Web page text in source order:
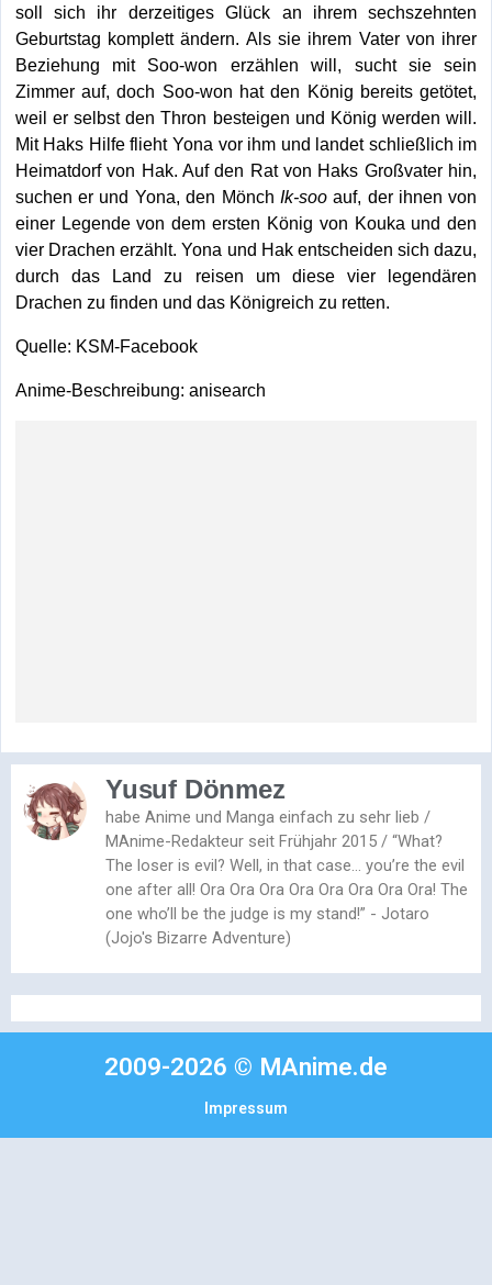
soll sich ihr derzeitiges Glück an ihrem sechszehnten
Geburtstag komplett ändern. Als sie ihrem Vater von ihrer
Beziehung mit Soo-won erzählen will, sucht sie sein
Zimmer auf, doch Soo-won hat den König bereits getötet,
weil er selbst den Thron besteigen und König werden will.
Mit Haks Hilfe flieht Yona vor ihm und landet schließlich im
Heimatdorf von Hak. Auf den Rat von Haks Großvater hin,
suchen er und Yona, den Mönch Ik-sooauf, der ihnen von
einer Legende von dem ersten König von Kouka und den
vier Drachen erzählt. Yona und Hak entscheiden sich dazu,
durch das Land zu reisen um diese vier legendären
Drachen zu finden und das Königreich zu retten.
Quelle: KSM-Facebook
Anime-Beschreibung: anisearch
Yusuf Dönmez
habe Anime und Manga einfach zu sehr lieb /
MAnime-Redakteur seit Frühjahr 2015 / “What?
The loser is evil? Well, in that case… you’re the evil
one after all! Ora Ora Ora Ora Ora Ora Ora Ora! The
one who’ll be the judge is my stand!” - Jotaro
(Jojo's Bizarre Adventure)
2009-2026 © MAnime.de
Impressum